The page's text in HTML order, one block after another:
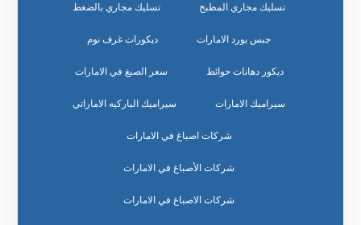
تسليك مجاري المطبخ تسليك مجاري بالضغط
جبس بورد الامارات ديكورات غرف نوم
ديكور دهانات حوائط سعر الصبغ في الامارات
سيراميك الامارات سيراميك الباركيه الاماراتي
شركات اصباغ في الامارات
شركات الأصباغ في الامارات
شركات الاصباغ في الامارات